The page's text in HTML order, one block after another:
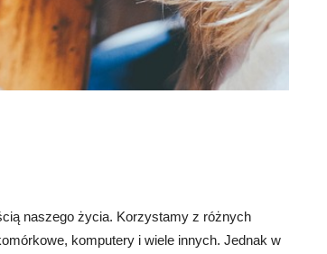
naszego życia. Korzystamy z różnych
komputery i wiele innych. Jednak w